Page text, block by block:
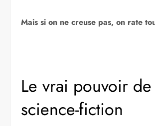
Mais si on ne creuse pas, on rate
Le vrai pouvoir
science-fiction